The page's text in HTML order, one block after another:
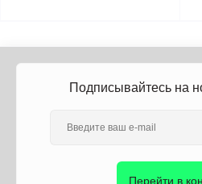
Подписывайтесь на
Перейти в